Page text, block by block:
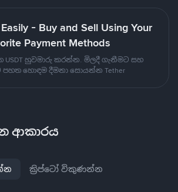
- Buy and Sell Using Your
Payment Methods
USDT හුවමාරු කරන්න. මිලදී ගැනීමට සහ
හොඳම දීමනා සොයන්න Tether
ආකාරය
ක්‍රිප්ටෝ විකුණන්න